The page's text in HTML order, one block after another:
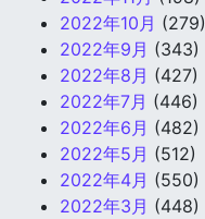
2022年10月 (279)
2022年9月 (343)
2022年8月 (427)
2022年7月 (446)
2022年6月 (482)
2022年5月 (512)
2022年4月 (550)
2022年3月 (448)